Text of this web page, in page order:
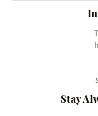
Stay